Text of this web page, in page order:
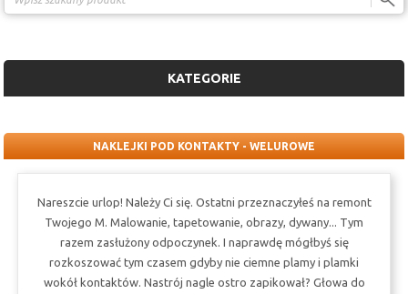
KATEGORIE
NAKLEJKI POD KONTAKTY - WELUROWE
Nareszcie urlop! Należy Ci się. Ostatni przeznaczyłeś na remont
Twojego M. Malowanie, tapetowanie, obrazy, dywany... Tym
razem zasłużony odpoczynek. I naprawdę mógłbyś się
rozkoszować tym czasem gdyby nie ciemne plamy i plamki
wokół kontaktów. Nastrój nagle ostro zapikował? Głowa do